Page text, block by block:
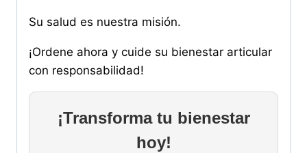
Su salud es nuestra misión.
¡Ordene ahora y cuide su bienestar articular
con responsabilidad!
¡Transforma tu bienestar
hoy!